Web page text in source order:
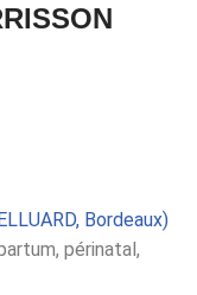
Bordeaux)
périnatal,